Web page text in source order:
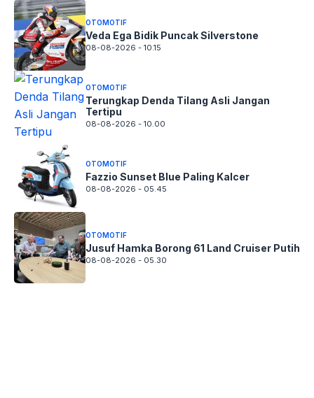
OTOMOTIF
Veda Ega Bidik Puncak Silverstone
08-08-2026 - 10.15
OTOMOTIF
Terungkap Denda Tilang Asli Jangan
Tertipu
08-08-2026 - 10.00
OTOMOTIF
Fazzio Sunset Blue Paling Kalcer
08-08-2026 - 05.45
OTOMOTIF
Jusuf Hamka Borong 61 Land Cruiser Putih
08-08-2026 - 05.30